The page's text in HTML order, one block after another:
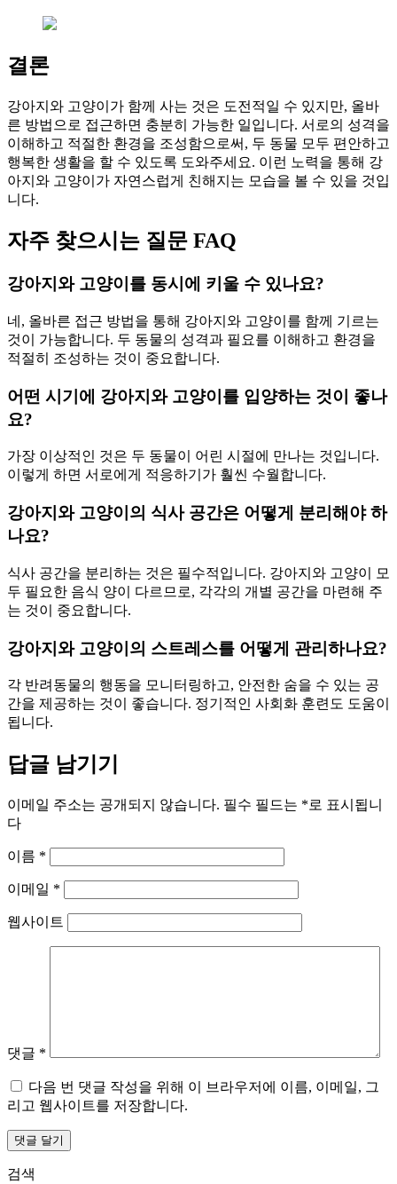
결론
강아지와 고양이가 함께 사는 것은 도전적일 수 있지만, 올바
른 방법으로 접근하면 충분히 가능한 일입니다. 서로의 성격을
이해하고 적절한 환경을 조성함으로써, 두 동물 모두 편안하고
행복한 생활을 할 수 있도록 도와주세요. 이런 노력을 통해 강
아지와 고양이가 자연스럽게 친해지는 모습을 볼 수 있을 것입
니다.
자주 찾으시는 질문 FAQ
강아지와 고양이를 동시에 키울 수 있나요?
네, 올바른 접근 방법을 통해 강아지와 고양이를 함께 기르는
것이 가능합니다. 두 동물의 성격과 필요를 이해하고 환경을
적절히 조성하는 것이 중요합니다.
어떤 시기에 강아지와 고양이를 입양하는 것이 좋나
요?
가장 이상적인 것은 두 동물이 어린 시절에 만나는 것입니다.
이렇게 하면 서로에게 적응하기가 훨씬 수월합니다.
강아지와 고양이의 식사 공간은 어떻게 분리해야 하
나요?
식사 공간을 분리하는 것은 필수적입니다. 강아지와 고양이 모
두 필요한 음식 양이 다르므로, 각각의 개별 공간을 마련해 주
는 것이 중요합니다.
강아지와 고양이의 스트레스를 어떻게 관리하나요?
각 반려동물의 행동을 모니터링하고, 안전한 숨을 수 있는 공
간을 제공하는 것이 좋습니다. 정기적인 사회화 훈련도 도움이
됩니다.
답글 남기기
이메일 주소는 공개되지 않습니다. 필수 필드는 *로 표시됩니
다
이름 *
이메일 *
웹사이트
댓글 *
다음 번 댓글 작성을 위해 이 브라우저에 이름, 이메일, 그
리고 웹사이트를 저장합니다.
검색